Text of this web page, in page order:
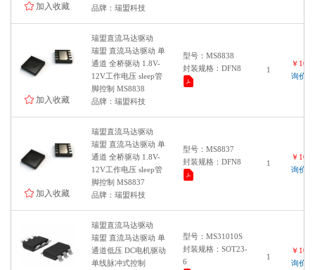
加入收藏
品牌：瑞盟科技
加入收藏
瑞盟直流马达驱动
瑞盟 直流马达驱动 单
通道 全桥驱动 1.8V-
12V工作电压 sleep管
脚控制 MS8838
品牌：瑞盟科技
型号：MS8838
封装规格：DFN8
1
￥
询价
加入收藏
瑞盟直流马达驱动
瑞盟 直流马达驱动 单
通道 全桥驱动 1.8V-
12V工作电压 sleep管
脚控制 MS8837
品牌：瑞盟科技
型号：MS8837
封装规格：DFN8
1
￥
询价
瑞盟直流马达驱动
瑞盟 直流马达驱动 单
通道低压 DC电机驱动
单线脉冲式控制
型号：MS31010S
封装规格：SOT23-
6
1
￥
询价